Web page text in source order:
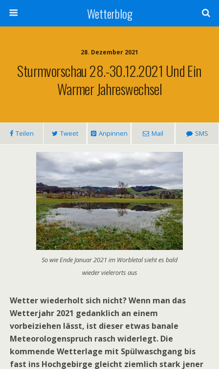
Wetterblog
28. Dezember 2021
Sturmvorschau 28.-30.12.2021 Und Ein
Warmer Jahreswechsel
Teilen Tweet Anpinnen Mail SMS
So wie Ende Januar 2021 im Worbletal sieht es bald
wieder vielerorts aus
Wetter wiederholt sich nicht? Wenn man das
Wetterjahr 2021 gedanklich an einem
vorbeiziehen lässt, ist dieser etwas banale
Meteorologenspruch rasch widerlegt. Die
kommende Wetterlage mit Spülwaschgang bis
fast ins Hochgebirge gleicht ziemlich stark jener